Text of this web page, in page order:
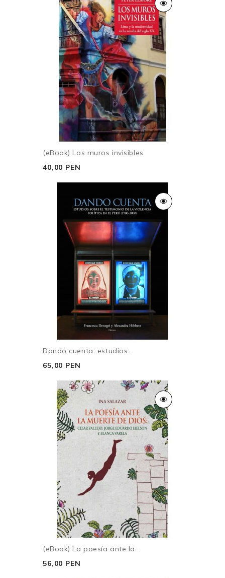
(eBook) Los muros invisibles
40,00 PEN
Dando cuenta: estudios...
65,00 PEN
(eBook) La poesía ante la...
56,00 PEN